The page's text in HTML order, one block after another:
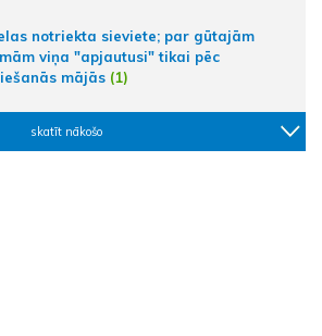
notriekta sieviete; par gūtajām
viņa "apjautusi" tikai pēc
mājās (1)
skatīt nākošo